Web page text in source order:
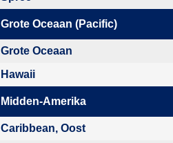
Grote Oceaan (Pacific)
Grote Oceaan
Hawaii
Midden-Amerika
Caribbean, Oost